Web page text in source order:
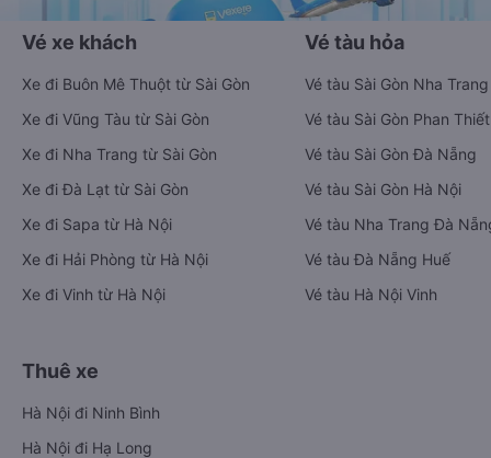
Vé xe khách
Xe đi Buôn Mê Thuột từ Sài Gòn
Xe đi Vũng Tàu từ Sài Gòn
Xe đi Nha Trang từ Sài Gòn
Xe đi Đà Lạt từ Sài Gòn
Xe đi Sapa từ Hà Nội
Xe đi Hải Phòng từ Hà Nội
Xe đi Vinh từ Hà Nội
Vé tàu hỏa
Vé tàu Sài Gòn Nha Trang
Vé tàu Sài Gòn Phan Thiết
Vé tàu Sài Gòn Đà Nẵng
Vé tàu Sài Gòn Hà Nội
Vé tàu Nha Trang Đà
Vé tàu Đà Nẵng Huế
Vé tàu Hà Nội Vinh
Thuê xe
Hà Nội đi Ninh Bình
Hà Nội đi Hạ Long